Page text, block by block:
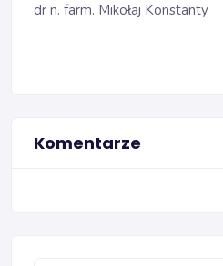
dr n. farm. Mikołaj Konstanty
Komentarze